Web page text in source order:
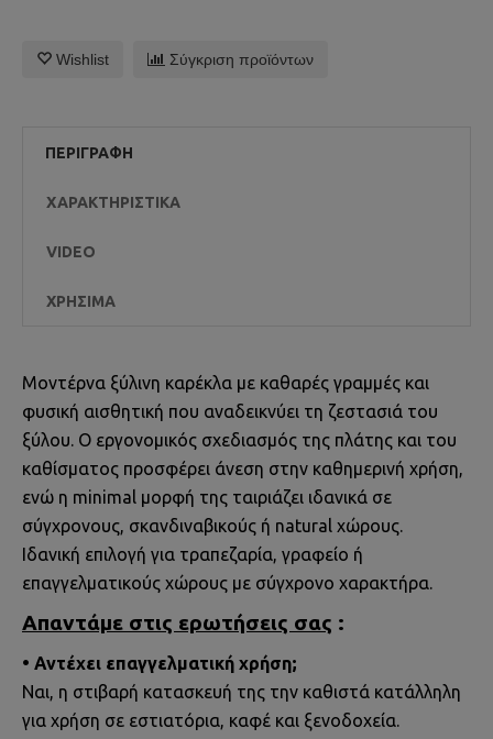
Wishlist Σύγκριση προϊόντων
ΠΕΡΙΓΡΑΦΉ
ΧΑΡΑΚΤΗΡΙΣΤΙΚΆ
VIDEO
ΧΡΉΣΙΜΑ
Μοντέρνα ξύλινη καρέκλα με καθαρές γραμμές και
φυσική αισθητική που αναδεικνύει τη ζεστασιά του
ξύλου. Ο εργονομικός σχεδιασμός της πλάτης και του
καθίσματος προσφέρει άνεση στην καθημερινή χρήση,
ενώ η minimal μορφή της ταιριάζει ιδανικά σε
σύγχρονους, σκανδιναβικούς ή natural χώρους.
Ιδανική επιλογή για τραπεζαρία, γραφείο ή
επαγγελματικούς χώρους με σύγχρονο χαρακτήρα.
Απαντάμε στις ερωτήσεις σας :
• Αντέχει επαγγελματική χρήση;
Ναι, η στιβαρή κατασκευή της την καθιστά κατάλληλη
για χρήση σε εστιατόρια, καφέ και ξενοδοχεία.